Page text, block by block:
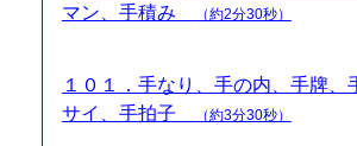
マン、手積み
（約2分30秒）
１０１．手なり、手の内、手牌、
サイ、手拍子
（約3分30秒）